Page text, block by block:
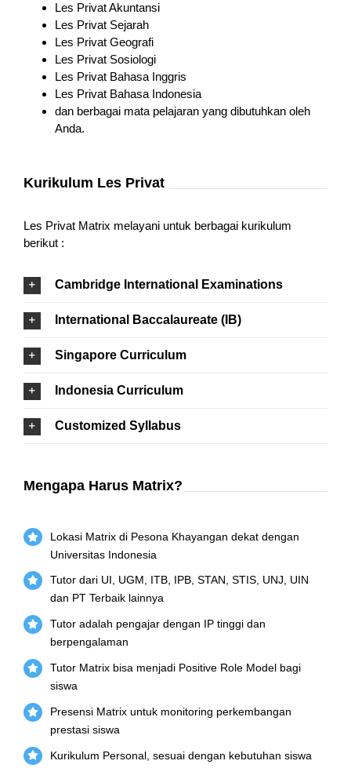
Les Privat Akuntansi
Les Privat Sejarah
Les Privat Geografi
Les Privat Sosiologi
Les Privat Bahasa Inggris
Les Privat Bahasa Indonesia
dan berbagai mata pelajaran yang dibutuhkan oleh
Anda.
Kurikulum Les Privat
Les Privat Matrix melayani untuk berbagai kurikulum
berikut :
Cambridge International Examinations
International Baccalaureate (IB)
Singapore Curriculum
Indonesia Curriculum
Customized Syllabus
Mengapa Harus Matrix?
Lokasi Matrix di Pesona Khayangan dekat dengan
Universitas Indonesia
Tutor dari UI, UGM, ITB, IPB, STAN, STIS, UNJ, UIN
dan PT Terbaik lainnya
Tutor adalah pengajar dengan IP tinggi dan
berpengalaman
Tutor Matrix bisa menjadi Positive Role Model bagi
siswa
Presensi Matrix untuk monitoring perkembangan
prestasi siswa
Kurikulum Personal, sesuai dengan kebutuhan siswa